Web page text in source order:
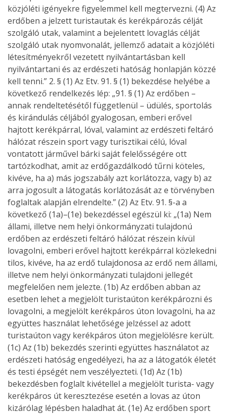
közjóléti igényekre figyelemmel kell megtervezni. (4) Az
erdőben a jelzett turistautak és kerékpározás célját
szolgáló utak, valamint a bejelentett lovaglás célját
szolgáló utak nyomvonalát, jellemző adatait a közjóléti
létesítményekről vezetett nyilvántartásban kell
nyilvántartani és az erdészeti hatóság honlapján közzé
kell tenni.” 2. § (1) Az Etv. 91. § (1) bekezdése helyébe a
következő rendelkezés lép: „91. § (1) Az erdőben –
annak rendeltetésétől függetlenül – üdülés, sportolás
és kirándulás céljából gyalogosan, emberi erővel
hajtott kerékpárral, lóval, valamint az erdészeti feltáró
hálózat részein sport vagy turisztikai célú, lóval
vontatott járművel bárki saját felelősségére ott
tartózkodhat, amit az erdőgazdálkodó tűrni köteles,
kivéve, ha a) más jogszabály azt korlátozza, vagy b) az
arra jogosult a látogatás korlátozását az e törvényben
foglaltak alapján elrendelte.” (2) Az Etv. 91. §-a a
következő (1a)–(1e) bekezdéssel egészül ki: „(1a) Nem
állami, illetve nem helyi önkormányzati tulajdonú
erdőben az erdészeti feltáró hálózat részein kívül
lovagolni, emberi erővel hajtott kerékpárral közlekedni
tilos, kivéve, ha az erdő tulajdonosa az erdő nem állami,
illetve nem helyi önkormányzati tulajdoni jellegét
megfelelően nem jelezte. (1b) Az erdőben abban az
esetben lehet a megjelölt turistaúton kerékpározni és
lovagolni, a megjelölt kerékpáros úton lovagolni, ha az
együttes használat lehetősége jelzéssel az adott
turistaúton vagy kerékpáros úton megjelölésre került.
(1c) Az (1b) bekezdés szerinti együttes használatot az
erdészeti hatóság engedélyezi, ha az a látogatók életét
és testi épségét nem veszélyezteti. (1d) Az (1b)
bekezdésben foglalt kivétellel a megjelölt turista- vagy
kerékpáros út keresztezése esetén a lovas az úton
kizárólag lépésben haladhat át. (1e) Az erdőben sport